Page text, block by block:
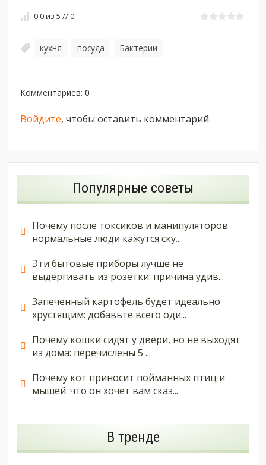
0.0из5 // 0
кухня посуда Бактерии
Комментариев:0
Войдите, чтобы оставить комментарий.
Популярные советы
Почему после токсиков и манипуляторов
нормальные люди кажутся ску...
Эти бытовые приборы лучше не
выдергивать из розетки: причина удив...
Запеченный картофель будет идеально
хрустящим: добавьте всего оди...
Почему кошки сидят у двери, но не выходят
из дома: перечислены 5 ...
Почему кот приносит пойманных птиц и
мышей: что он хочет вам сказ...
В тренде